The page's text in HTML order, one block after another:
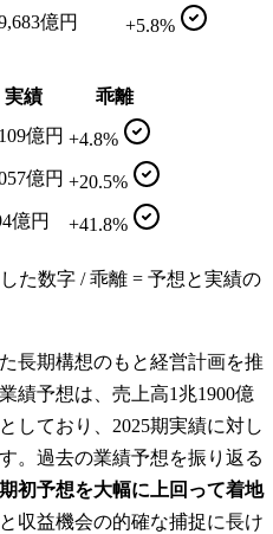
億円
+5.8%
実績
乖離
億円 +4.8%
億円 +20.5%
億円 +41.8%
た数字 / 乖離 = 予想と実績の
長期構想のもと経営計画を推
績予想は、売上高1兆1900億
しており、2025期実績に対し
。過去の業績予想を振り返る
初予想を大幅に上回って着地
収益機会の的確な捕捉に長け